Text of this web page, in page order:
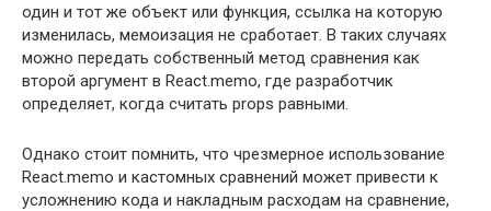
один и тот же объект или функция, ссылка на которую
изменилась, мемоизация не сработает. В таких случаях
можно передать собственный метод сравнения как
второй аргумент в React.memo, где разработчик
определяет, когда считать props равными.
Однако стоит помнить, что чрезмерное использование
React.memo и кастомных сравнений может привести к
усложнению кода и накладным расходам на сравнение,